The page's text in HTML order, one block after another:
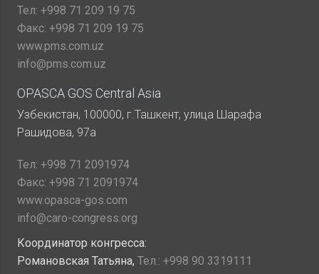
Тел: +998 71 209 19 75
Факс: +998 71 209 19 75
www.pms.com.uz
info@pms.com.uz
OPASCA GOS Central Asia
Узбекистан, 100000, г.Ташкент, улица Шарафа
Рашидова, 97а
Тел: +998 71 2091974
Факс: +998 71 2091974
www.opasca-gos.com
info@caro-congress.org
Координатор конгресса:
Романовская Татьяна, Тел.: +998 90 3319111